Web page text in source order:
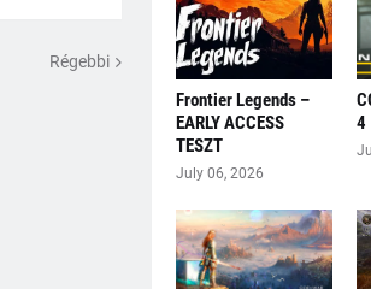
Régebbi
Frontier Legends –
EARLY ACCESS
TESZT
July 06, 2026
4